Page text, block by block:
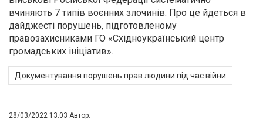
вчиняють 7 типів воєнних злочинів. Про це йдеться в
дайджесті порушень, підготовленому
правозахисниками ГО «Східноукраїнський центр
громадських ініціатив».
Документування порушень прав людини під час війни
28/03/2022 13:03 Автор: